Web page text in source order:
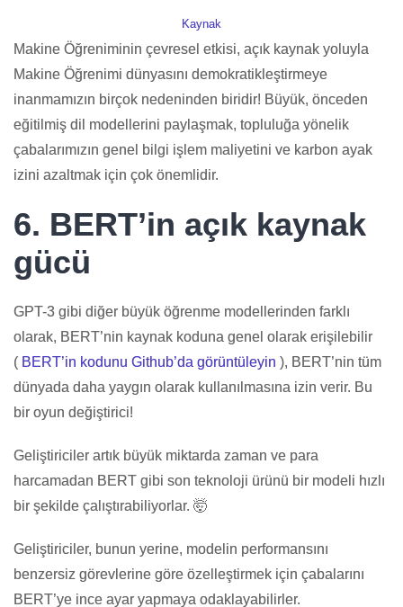
Kaynak
Makine Öğreniminin çevresel etkisi, açık kaynak yoluyla
Makine Öğrenimi dünyasını demokratikleştirmeye
inanmamızın birçok nedeninden biridir! Büyük, önceden
eğitilmiş dil modellerini paylaşmak, topluluğa yönelik
çabalarımızın genel bilgi işlem maliyetini ve karbon ayak
izini azaltmak için çok önemlidir.
6. BERT’in açık kaynak
gücü
GPT-3 gibi diğer büyük öğrenme modellerinden farklı
olarak, BERT’nin kaynak koduna genel olarak erişilebilir
( BERT’in kodunu Github’da görüntüleyin ), BERT’nin tüm
dünyada daha yaygın olarak kullanılmasına izin verir. Bu
bir oyun değiştirici!
Geliştiriciler artık büyük miktarda zaman ve para
harcamadan BERT gibi son teknoloji ürünü bir modeli hızlı
bir şekilde çalıştırabiliyorlar. 🤯
Geliştiriciler, bunun yerine, modelin performansını
benzersiz görevlerine göre özelleştirmek için çabalarını
BERT’ye ince ayar yapmaya odaklayabilirler.